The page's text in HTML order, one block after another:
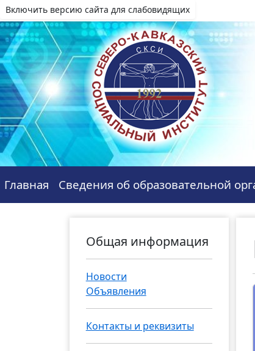
Включить версию сайта для слабовидящих
Главная Сведения об образовательной
Общая информация
Новости
Объявления
Контакты и реквизиты